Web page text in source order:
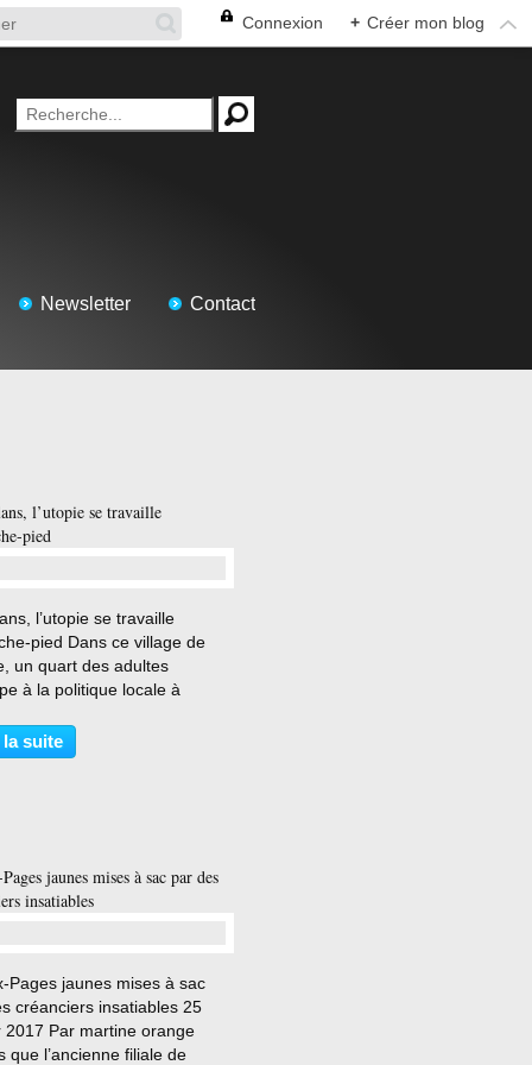
Connexion + Créer mon blog
Newsletter Contact
l’utopie se travaille
pied
l’utopie se travaille
pied Dans ce village de
un quart des adultes
à la politique locale à
de travail. La municipalité
à élargir le cercle des
la suite
jaunes mises à sac par des
insatiables
Pages jaunes mises à sac
créanciers insatiables 25
2017 Par martine orange
que l’ancienne filiale de